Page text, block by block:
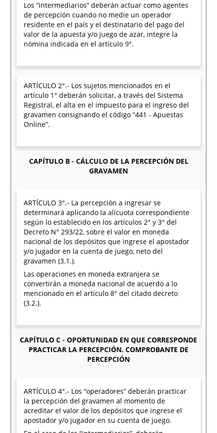
Los “intermediarios” deberán actuar como agentes
de percepción cuando no medie un operador
residente en el país y el destinatario del pago del
valor de la apuesta y/o juego de azar, integre la
nómina indicada en el artículo 9°.
ARTÍCULO 2°.- Los sujetos mencionados en el
artículo 1° deberán solicitar, a través del Sistema
Registral, el alta en el impuesto para el ingreso del
gravamen consignando el código “441 - Apuestas
Online”.
CAPÍTULO B - CÁLCULO DE LA PERCEPCIÓN DEL
GRAVAMEN
ARTÍCULO 3°.- La percepción a ingresar se
determinará aplicando la alícuota correspondiente
según lo establecido en los artículos 2° y 3° del
Decreto N° 293/22, sobre el valor en moneda
nacional de los depósitos que ingrese el apostador
y/o jugador en la cuenta de juego, neto del
gravamen (3.1.).
Las operaciones en moneda extranjera se
convertirán a moneda nacional de acuerdo a lo
mencionado en el artículo 8° del citado decreto
(3.2.).
CAPÍTULO C - OPORTUNIDAD EN QUE CORRESPONDE
PRACTICAR LA PERCEPCIÓN. COMPROBANTE DE
PERCEPCIÓN
ARTÍCULO 4°.- Los “operadores” deberán practicar
la percepción del gravamen al momento de
acreditar el valor de los depósitos que ingrese el
apostador y/o jugador en su cuenta de juego.